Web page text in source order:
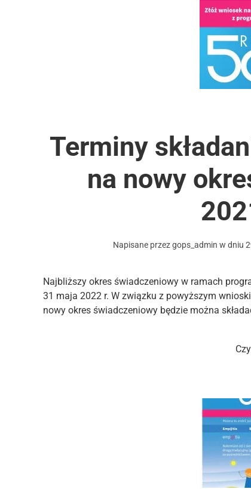
Terminy
na nowy
Napisane przezgops_admin w dniu
Najbliższy okres świadczeniowy w ramach
31 maja 2022 r. W związku z powyższym
nowy okres świadczeniowy będzie można